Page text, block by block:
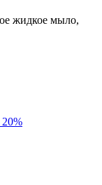
жидкое мыло,
20%